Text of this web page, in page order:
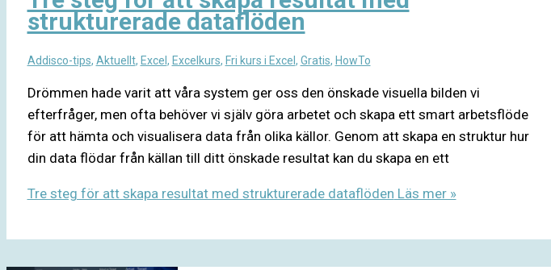
strukturerade dataflöden
Addisco-tips, Aktuellt, Excel , Excelkurs, Fri kurs i Excel , Gratis, HowTo
Drömmen hade varit att våra system ger oss den önskade visuella bilden vi
efterfråger, men ofta behöver vi själv göra arbetet och skapa ett smart arbetsflöde
för att hämta och visualisera data från olika källor. Genom att skapa en struktur hur
din data flödar från källan till ditt önskade resultat kan du skapa en ett
Tre steg för att skapa resultat med strukturerade dataflöden Läs mer »